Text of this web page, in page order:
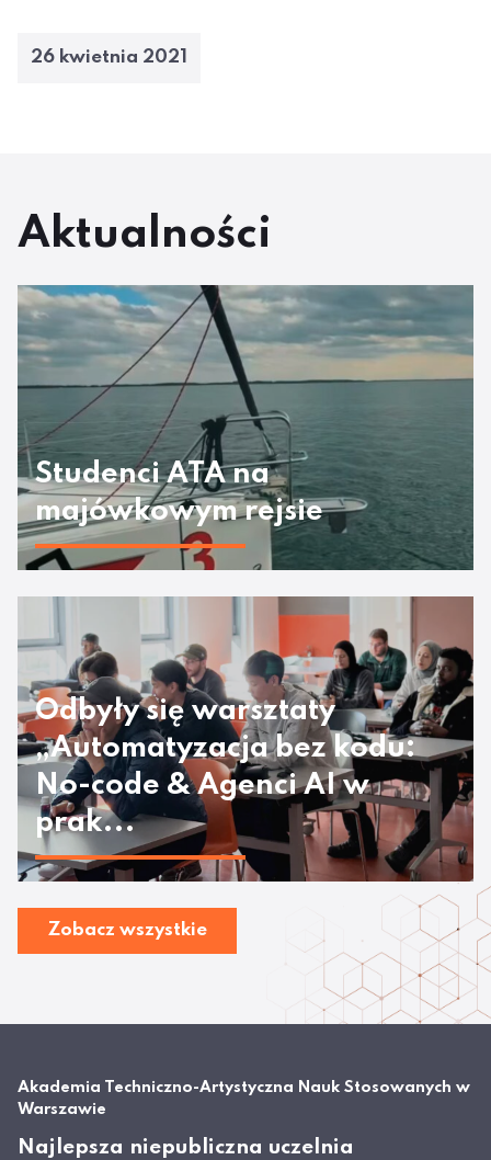
26 kwietnia 2021
Aktualności
Studenci ATA na
majówkowym rejsie
Odbyły się warsztaty
„Automatyzacja bez kodu:
No-code & Agenci AI w
prak...
Zobacz wszystkie
Akademia Techniczno-Artystyczna Nauk Stosowanych w
Warszawie
Najlepsza niepubliczna uczelnia